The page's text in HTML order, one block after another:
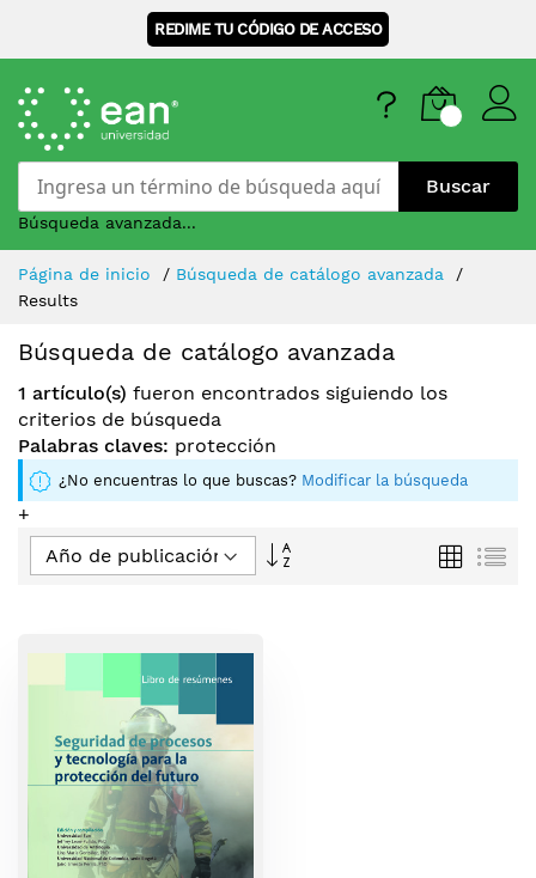
REDIME TU CÓDIGO DE ACCESO
Buscar
Búsqueda avanzada...
Skip
Content
Página de inicio
Búsqueda de catálogo avanzada
Results
Búsqueda de catálogo avanzada
1 artículo(s) fueron encontrados siguiendo los
criterios de búsqueda
Palabras claves: protección
¿No encuentras lo que buscas? Modificar la búsqueda
+
Fijar
Parrilla